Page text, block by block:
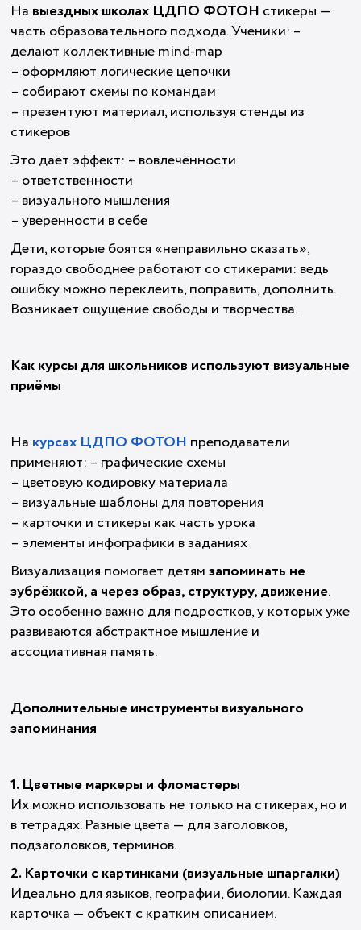
На выездных школах ЦДПО ФОТОН стикеры —
часть образовательного подхода. Ученики: –
делают коллективные mind-map
– оформляют логические цепочки
– собирают схемы по командам
– презентуют материал, используя стенды из
стикеров
Это даёт эффект: – вовлечённости
– ответственности
– визуального мышления
– уверенности в себе
Дети, которые боятся «неправильно сказать»,
гораздо свободнее работают со стикерами: ведь
ошибку можно переклеить, поправить, дополнить.
Возникает ощущение свободы и творчества.
Как курсы для школьников используют визуальные
приёмы
На курсах ЦДПО ФОТОН преподаватели
применяют: – графические схемы
– цветовую кодировку материала
– визуальные шаблоны для повторения
– карточки и стикеры как часть урока
– элементы инфографики в заданиях
Визуализация помогает детямзапоминать не
зубрёжкой, а через образ, структуру, движение.
Это особенно важно для подростков, у которых уже
развиваются абстрактное мышление и
ассоциативная память.
Дополнительные инструменты визуального
запоминания
1. Цветные маркеры и фломастеры
Их можно использовать не только на стикерах, но и
в тетрадях. Разные цвета — для заголовков,
подзаголовков, терминов.
2. Карточки с картинками (визуальные шпаргалки)
Идеально для языков, географии, биологии. Каждая
карточка — объект с кратким описанием.